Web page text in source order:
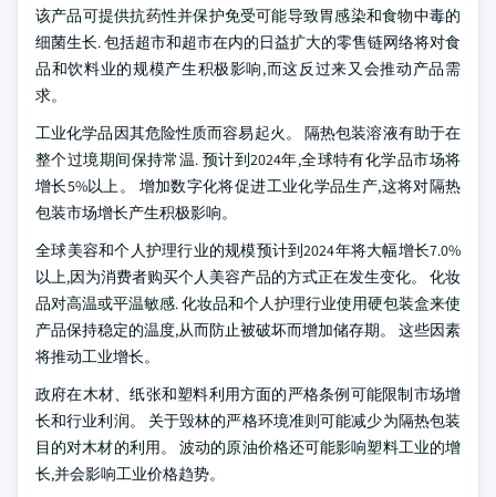
该产品可提供抗药性并保护免受可能导致胃感染和食物中毒的
细菌生长. 包括超市和超市在内的日益扩大的零售链网络将对食
品和饮料业的规模产生积极影响,而这反过来又会推动产品需
求。
工业化学品因其危险性质而容易起火。 隔热包装溶液有助于在
整个过境期间保持常温. 预计到2024年,全球特有化学品市场将
增长5%以上。 增加数字化将促进工业化学品生产,这将对隔热
包装市场增长产生积极影响。
全球美容和个人护理行业的规模预计到2024年将大幅增长7.0%
以上,因为消费者购买个人美容产品的方式正在发生变化。 化妆
品对高温或平温敏感. 化妆品和个人护理行业使用硬包装盒来使
产品保持稳定的温度,从而防止被破坏而增加储存期。 这些因素
将推动工业增长。
政府在木材、纸张和塑料利用方面的严格条例可能限制市场增
长和行业利润。 关于毁林的严格环境准则可能减少为隔热包装
目的对木材的利用。 波动的原油价格还可能影响塑料工业的增
长,并会影响工业价格趋势。